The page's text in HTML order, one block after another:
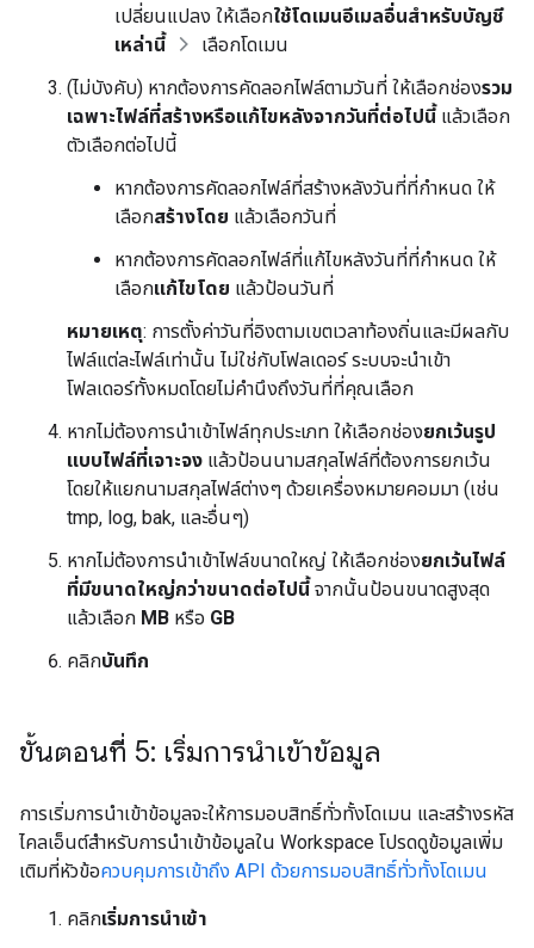
เปลี่ยนแปลง ให้เลือกใช้โดเมนอีเมลอื่นสำหรับบัญชี
เหล่านี้
เลือกโดเมน
(ไม่บังคับ) หากต้องการคัดลอกไฟล์ตามวันที่ ให้เลือกช่องรวม
เฉพาะไฟล์ที่สร้างหรือแก้ไขหลังจากวันที่ต่อไปนี้ แล้วเลือก
ตัวเลือกต่อไปนี้
หากต้องการคัดลอกไฟล์ที่สร้างหลังวันที่ที่กำหนด ให้
เลือกสร้างโดย แล้วเลือกวันที่
หากต้องการคัดลอกไฟล์ที่แก้ไขหลังวันที่ที่กำหนด ให้
เลือกแก้ไขโดย แล้วป้อนวันที่
หมายเหตุ: การตั้งค่าวันที่อิงตามเขตเวลาท้องถิ่นและมีผลกับ
ไฟล์แต่ละไฟล์เท่านั้น ไม่ใช่กับโฟลเดอร์ ระบบจะนำเข้า
โฟลเดอร์ทั้งหมดโดยไม่คำนึงถึงวันที่ที่คุณเลือก
หากไม่ต้องการนำเข้าไฟล์ทุกประเภท ให้เลือกช่องยกเว้นรูป
แบบไฟล์ที่เจาะจง แล้วป้อนนามสกุลไฟล์ที่ต้องการยกเว้น
โดยให้แยกนามสกุลไฟล์ต่างๆ ด้วยเครื่องหมายคอมมา (เช่น
tmp, log, bak, และอื่นๆ)
หากไม่ต้องการนำเข้าไฟล์ขนาดใหญ่ ให้เลือกช่องยกเว้นไฟล์
ที่มีขนาดใหญ่กว่าขนาดต่อไปนี้ จากนั้นป้อนขนาดสูงสุด
แล้วเลือก MB หรือ GB
คลิกบันทึก
ขั้นตอนที่ 5: เริ่มการนำเข้าข้อมูล
การเริ่มการนำเข้าข้อมูลจะให้การมอบสิทธิ์ทั่วทั้งโดเมน และสร้างรหัส
ไคลเอ็นต์สำหรับการนำเข้าข้อมูลใน Workspace โปรดดูข้อมูลเพิ่ม
เติมที่หัวข้อควบคุมการเข้าถึง API ด้วยการมอบสิทธิ์ทั่วทั้งโดเมน
คลิกเริ่มการนำเข้า